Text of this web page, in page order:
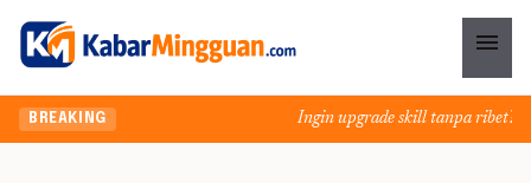
menu
BREAKING Ingin upgrade skill tanpa ribet?